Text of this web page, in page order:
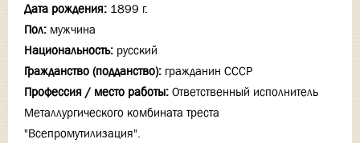
Дата рождения: 1899 г.
Пол: мужчина
Национальность: русский
Гражданство (подданство): гражданин СССР
Профессия / место работы: Ответственный исполнитель
Металлургического комбината треста
"Всепромутилизация".